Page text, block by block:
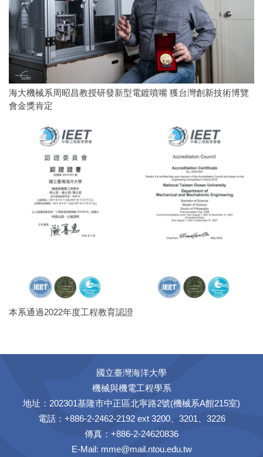
海大機械系周昭昌教授研發新型電鍍噴嘴 獲台灣創新技術博覽
會金獎肯定
本系通過2022年度工程教育認證
國立臺灣海洋大學
機械與機電工程學系
地址：202301基隆市中正區北寧路2號(機械系A館215室)
電話：+886-2-2462-2192 ext 3200、3201、3226
傳真：+886-2-24620836
E-Mail: mme@mail.ntou.edu.tw